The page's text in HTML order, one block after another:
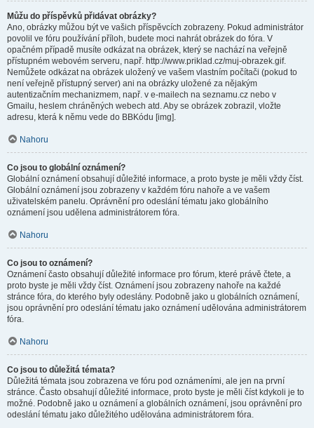
Můžu do příspěvků přidávat obrázky?
Ano, obrázky můžou být ve vašich příspěvcích zobrazeny. Pokud administrátor
povolil ve fóru používání příloh, budete moci nahrát obrázek do fóra. V
opačném případě musíte odkázat na obrázek, který se nachází na veřejně
přístupném webovém serveru, např. http://www.priklad.cz/muj-obrazek.gif.
Nemůžete odkázat na obrázek uložený ve vašem vlastním počítači (pokud to
není veřejně přístupný server) ani na obrázky uložené za nějakým
autentizačním mechanizmem, např. v e-mailech na seznamu.cz nebo v
Gmailu, heslem chráněných webech atd. Aby se obrázek zobrazil, vložte
adresu, která k němu vede do BBKódu [img].
Nahoru
Co jsou to globální oznámení?
Globální oznámení obsahují důležité informace, a proto byste je měli vždy číst.
Globální oznámení jsou zobrazeny v každém fóru nahoře a ve vašem
uživatelském panelu. Oprávnění pro odeslání tématu jako globálního
oznámení jsou udělena administrátorem fóra.
Nahoru
Co jsou to oznámení?
Oznámení často obsahují důležité informace pro fórum, které právě čtete, a
proto byste je měli vždy číst. Oznámení jsou zobrazeny nahoře na každé
stránce fóra, do kterého byly odeslány. Podobně jako u globálních oznámení,
jsou oprávnění pro odeslání tématu jako oznámení udělována administrátorem
fóra.
Nahoru
Co jsou to důležitá témata?
Důležitá témata jsou zobrazena ve fóru pod oznámeními, ale jen na první
stránce. Často obsahují důležité informace, proto byste je měli číst kdykoli je to
možné. Podobně jako u oznámení a globálních oznámení, jsou oprávnění pro
odeslání tématu jako důležitého udělována administrátorem fóra.